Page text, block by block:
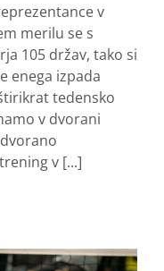
v
merilu se s
105 držav, tako si
enega izpada
tedensko
v dvorani
v [...]